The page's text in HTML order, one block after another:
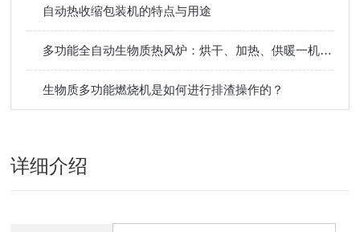
自动热收缩包装机的特点与用途
多功能全自动生物质热风炉：烘干、加热、供暖一机多用，提升生产效率
生物质多功能燃烧机是如何进行排渣操作的？
详细介绍